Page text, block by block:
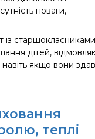
поваги,
із
дітей,
якщо вони
теплі